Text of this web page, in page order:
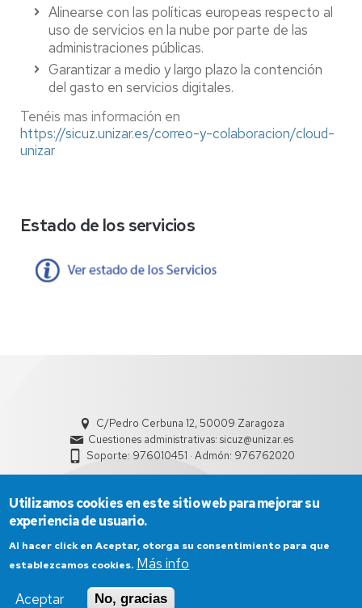
Alinearse con las políticas europeas respecto al
uso de servicios en la nube por parte de las
administraciones públicas.
Garantizar a medio y largo plazo la contención
del gasto en servicios digitales.
Tenéis mas información en
https://sicuz.unizar.es/correo-y-colaboracion/cloud-
unizar
Estado de los servicios
C/Pedro Cerbuna 12, 50009 Zaragoza
Cuestiones administrativas: sicuz@unizar.es
Soporte: 976010451 · Admón: 976762020
Política de Privacidad
Utilizamos cookies en este sitio web para mejorar su
experiencia de usuario.
Al hacer click en Aceptar, otorga su consentimiento para que
establezcamos cookies. Más info
Aceptar
No, gracias